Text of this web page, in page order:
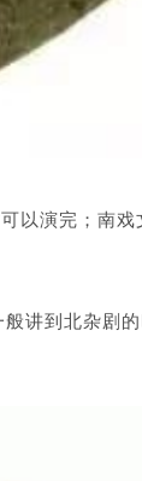
以演完；南戏
般讲到北杂剧